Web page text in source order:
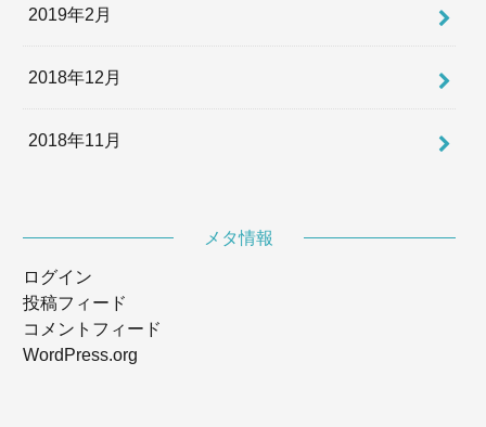
2019年2月
2018年12月
2018年11月
メタ情報
ログイン
投稿フィード
コメントフィード
WordPress.org